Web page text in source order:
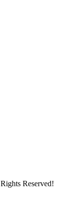
Reserved!